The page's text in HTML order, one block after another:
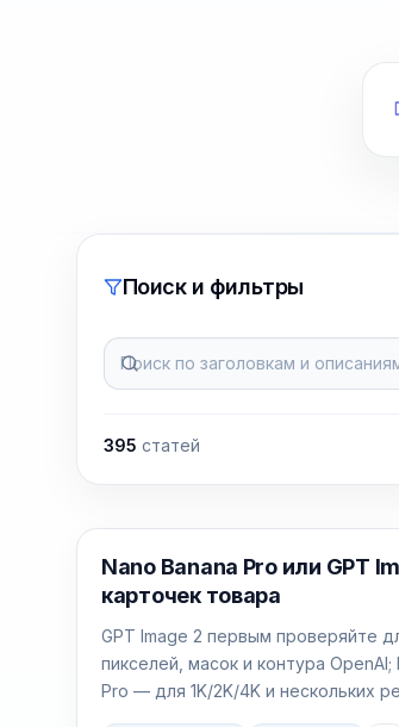
Поиск и фильтры
Поиск по заголовкам и
395 статей
AI Image Generation
Nano Banana Pro или GPT
карточек товара
GPT Image 2 первым проверяйте
пикселей, масок и контура OpenAI;
Pro — для 1K/2K/4K и нескольких